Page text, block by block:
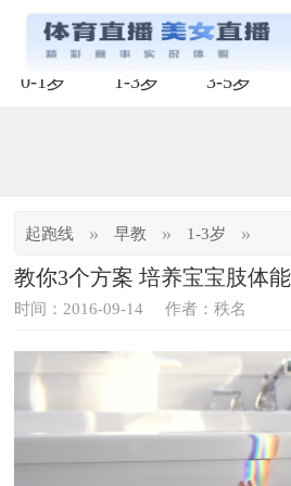
0-1岁 1-3岁 3-5岁
起跑线 » 早教 » 1-3岁 »
教你3个方案 培养宝宝肢体
时间：2016-09-14 作者：秩名